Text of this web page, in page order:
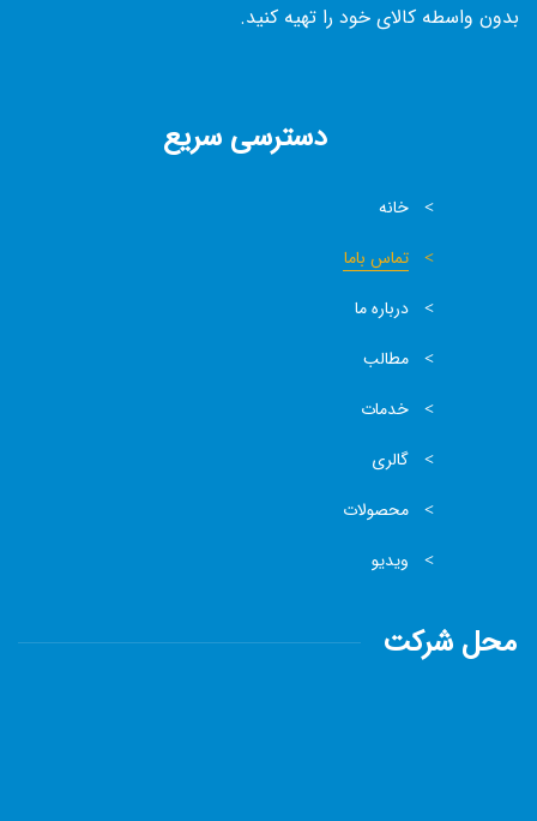
بدون واسطه کالای خود را تهیه کنید.
دسترسی سریع
خانه
تماس باما
درباره ما
مطالب
خدمات
گالری
محصولات
ویدیو
محل شرکت